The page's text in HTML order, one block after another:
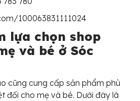
100063831111024
lựa chọn shop
và bé ở Sóc
cũng cung cấp sản phẩm phù
đối cho mẹ và bé. Dưới đây là